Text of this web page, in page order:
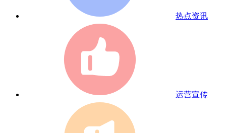
热点资讯
运营宣传